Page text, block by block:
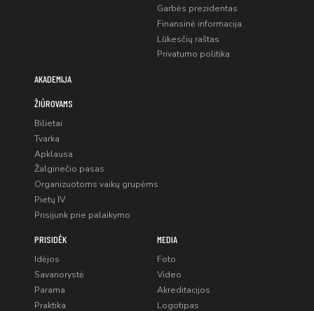
Garbės prezidentas
Finansinė informacija
Lūkesčių raštas
Privatumo politika
AKADEMIJA
ŽIŪROVAMS
Bilietai
Tvarka
Apklausa
Žalgiriečio pasas
Organizuotoms vaikų grupėms
Pietų IV
Prisijunk prie palaikymo
PRISIDĖK
Idėjos
Savanorystė
Parama
Praktika
MEDIA
Foto
Video
Akreditacijos
Logotipas